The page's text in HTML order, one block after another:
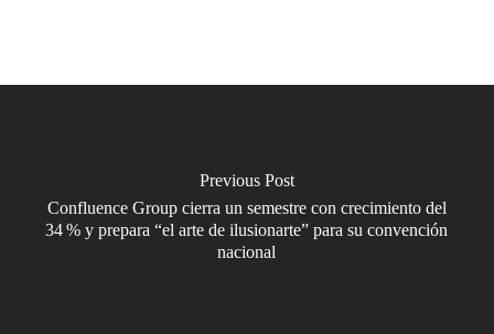
Previous Post
Confluence Group cierra un semestre con crecimiento del
34 % y prepara “el arte de ilusionarte” para su convención
nacional